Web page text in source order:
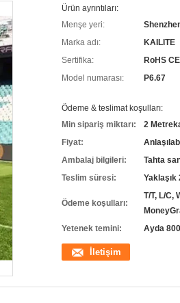
Ürün ayrıntıları:
Menşe yeri:
Marka adı:
KAILITE
Sertifika:
RoHS
Model numarası:
P6.67
Ödeme & teslimat koşulları:
Min sipariş miktarı:
2
Fiyat:
Ambalaj bilgileri:
Tahta
Teslim süresi:
Yaklaşık
Ödeme koşulları:
T/T, L/C,
Yetenek temini:
Ayda
İletişim